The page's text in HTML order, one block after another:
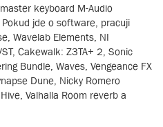
keyboard M-Audio
jde o software, pracuji
Wavelab Elements, NI
Cakewalk: Z3TA+ 2, Sonic
Bundle, Waves, Vengeance FX
Dune, Nicky Romero
Valhalla Room reverb a